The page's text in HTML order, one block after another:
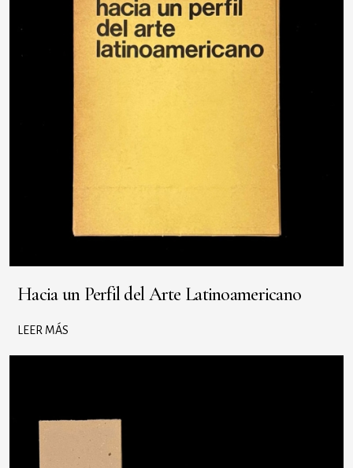
Hacia un Perfil del Arte Latinoamericano
LEER MÁS